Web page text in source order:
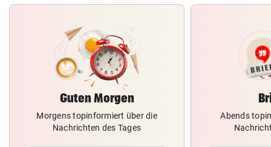
Guten Morgen
Morgens topinformiert über die
Nachrichten des Tages
Abends